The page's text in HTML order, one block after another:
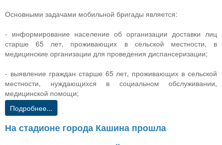
Основными задачами мобильной бригады является:
- информирование население об организации доставки лиц
старше 65 лет, проживающих в сельской местности, в
медицинские организации для проведения диспансеризации;
- выявление граждан старше 65 лет, проживающих в сельской
местности, нуждающихся в социальном обслуживании,
медицинской помощи;
Подробнее...
На стадионе города Кашина прошла